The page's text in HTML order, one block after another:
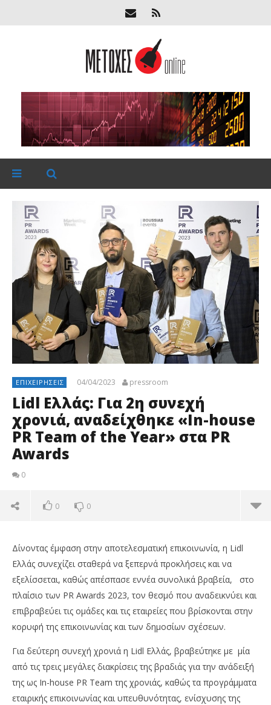
ΕΠΙΧΕΙΡΉΣΕΙΣ 04/04/2023 pressroom
Lidl Ελλάς: Για 2η συνεχή
χρονιά, αναδείχθηκε «In-house
PR Team of the Year» στα PR
Awards
0
0 0
NOW VIEWING
Δίνοντας έμφαση στην αποτελεσματική επικοινωνία, η Lidl
Ελλάς συνεχίζει σταθερά να ξεπερνά προκλήσεις και να
εξελίσσεται, καθώς απέσπασε εννέα συνολικά βραβεία, στο
πλαίσιο των PR Awards 2023, τον θεσμό που αναδεικνύει και
επιβραβεύει τις ομάδες και τις εταιρείες που βρίσκονται στην
κορυφή της επικοινωνίας και των δημοσίων σχέσεων.
Για δεύτερη συνεχή χρονιά η Lidl Ελλάς, βραβεύτηκε με μία
από τις τρεις μεγάλες διακρίσεις της βραδιάς για την ανάδειξή
της ως In-house PR Team της χρονιάς, καθώς τα προγράμματα
εταιρικής επικοινωνίας και υπευθυνότητας, ενίσχυσης της